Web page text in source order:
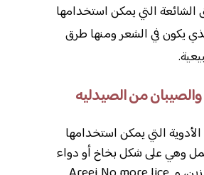
التي يمكن استخدامها
يكون في الشعر ومنها طرق
من الصيدليه
التي يمكن استخدامها
وهي على شكل بخاخ أو دواء